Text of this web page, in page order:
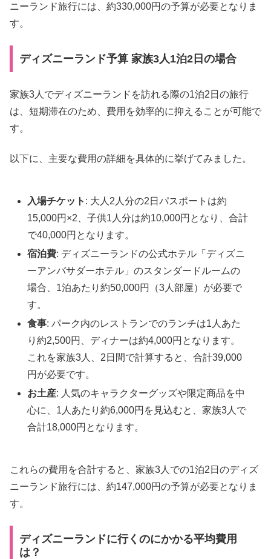
ニーランド旅行には、約330,000円の予算が必要となりま
す。
ディズニーランド予算 家族3人1泊2日の場合
家族3人でディズニーランドを訪れる際の1泊2日の旅行
は、短期滞在のため、費用を効率的に抑えることが可能で
す。
以下に、主要な費用の詳細を具体的に挙げてみました。
入場チケット : 大人2人分の2日パスポートは約
15,000円×2、子供1人分は約10,000円となり、合計
で40,000円となります。
宿泊費: ディズニーランドの公式ホテル「ディズニ
ーアンバサダーホテル」のスタンダードルームの
場合、1泊あたり約50,000円（3人部屋）が必要で
す。
食事: パーク内のレストランでのランチは1人あた
り約2,500円、ディナーは約4,000円となります。
これを家族3人、2日間で計算すると、合計39,000
円が必要です。
お土産: 人気のキャラクターグッズや限定商品を中
心に、1人あたり約6,000円を見込むと、家族3人で
合計18,000円となります。
これらの費用を合計すると、家族3人での1泊2日のディズ
ニーランド旅行には、約147,000円の予算が必要となりま
す。
ディズニーランドに行くのにかかる平均費用
は？